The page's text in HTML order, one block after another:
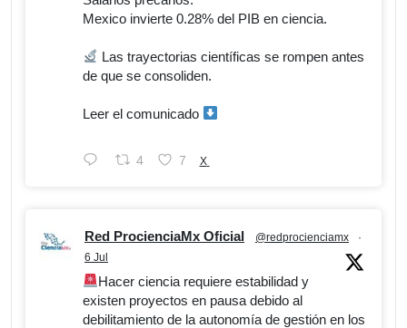
Mexico invierte 0.28% del PIB en ciencia.
Las trayectorias científicas se rompen antes
de que se consoliden.
Leer el comunicado
4 7 X
Red ProcienciaMx Oficial @redprocienciamx
·
6 Jul
Hacer ciencia requiere estabilidad y
existen proyectos en pausa debido al
debilitamiento de la autonomía de gestión en los